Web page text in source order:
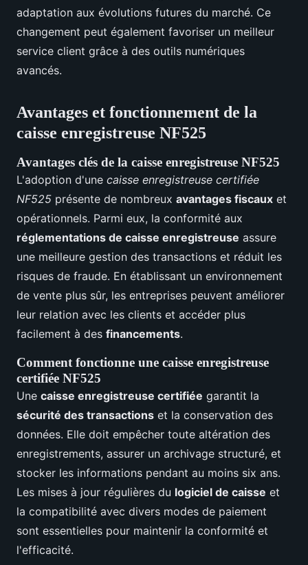
adaptation aux évolutions futures du marché. Ce
changement peut également favoriser un meilleur
service client grâce à des outils numériques
avancés.
Avantages et fonctionnement de la
caisse enregistreuse NF525
Avantages clés de la caisse enregistreuse NF525
L'adoption d'une caisse enregistreuse certifiée
NF525 présente de nombreux avantages fiscaux et
opérationnels. Parmi eux, la conformité aux
réglementations de caisse enregistreuse assure
une meilleure gestion des transactions et réduit les
risques de fraude. En établissant un environnement
de vente plus sûr, les entreprises peuvent améliorer
leur relation avec les clients et accéder plus
facilement à des financements.
Comment fonctionne une caisse enregistreuse
certifiée NF525
Une caisse enregistreuse certifiée garantit la
sécurité des transactions et la conservation des
données. Elle doit empêcher toute altération des
enregistrements, assurer un archivage structuré, et
stocker les informations pendant au moins six ans.
Les mises à jour régulières du logiciel de caisse et
la compatibilité avec divers modes de paiement
sont essentielles pour maintenir la conformité et
l'efficacité.